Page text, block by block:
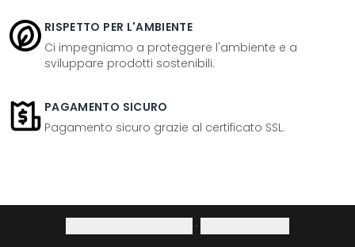
RISPETTO PER L'AMBIENTE
Ci impegniamo a proteggere l'ambiente e a
sviluppare prodotti sostenibili.
PAGAMENTO SICURO
Pagamento sicuro grazie al certificato SSL.
·